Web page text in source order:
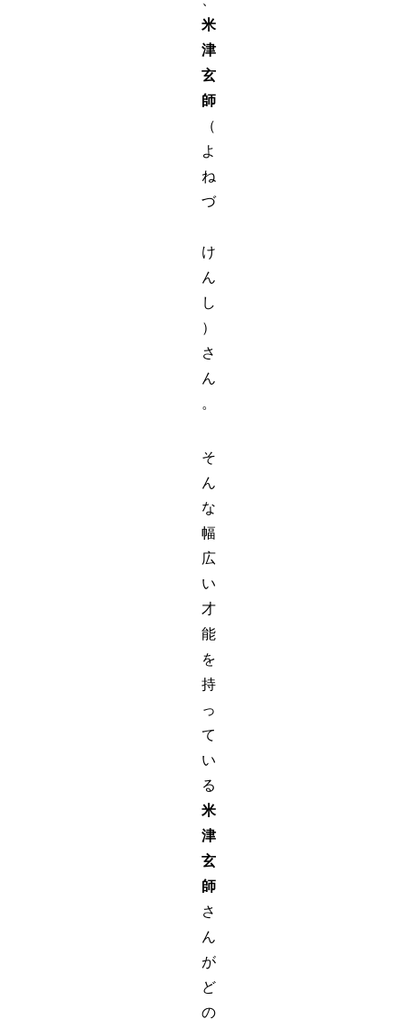
米
津
玄
師
（
よ
ね
づ
け
ん
し
）
さ
ん
。
そ
ん
な
幅
広
い
才
能
を
持
っ
て
い
る
米
津
玄
師
さ
ん
が
ど
の